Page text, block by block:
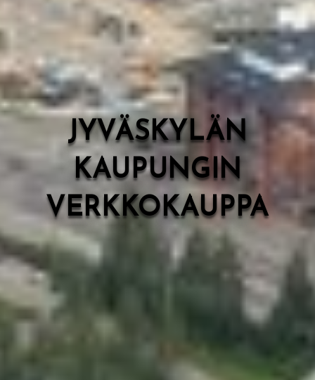
JYVÄSKYLÄN
KAUPUNGIN
VERKKOKAUPPA